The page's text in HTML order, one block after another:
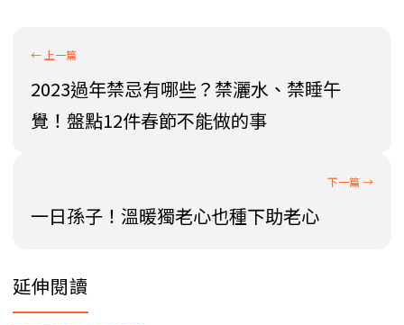
2023過年禁忌有哪些？禁灑水、禁睡午
覺！盤點12件春節不能做的事
一日孫子！溫暖獨老心也種下助老心
延伸閱讀